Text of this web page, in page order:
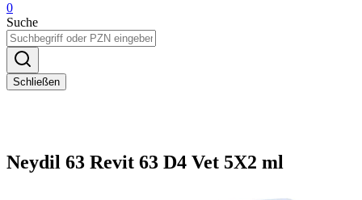
0
Suche
Schließen
Neydil 63 Revit 63 D4 Vet 5X2 ml